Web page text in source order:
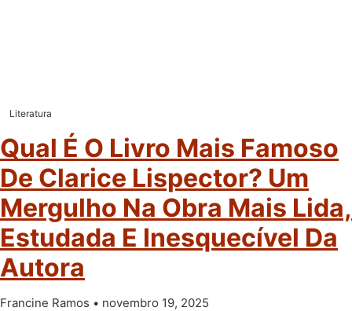
Literatura
Qual É O Livro Mais Famoso
De Clarice Lispector? Um
Mergulho Na Obra Mais Lida,
Estudada E Inesquecível Da
Autora
Francine Ramos novembro 19, 2025